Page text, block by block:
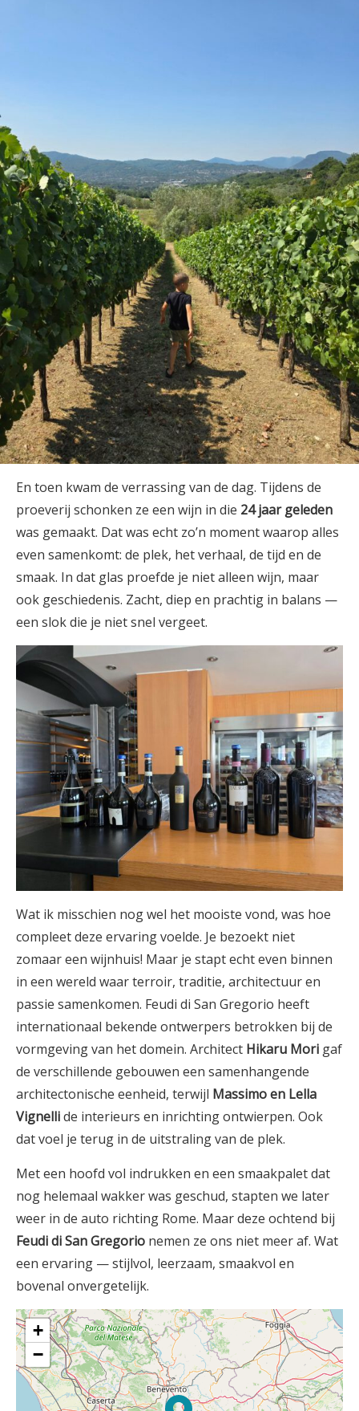
En toen kwam de verrassing van de dag. Tijdens de
proeverij schonken ze een wijn in die 24 jaar geleden
was gemaakt. Dat was echt zo’n moment waarop alles
even samenkomt: de plek, het verhaal, de tijd en de
smaak. In dat glas proefde je niet alleen wijn, maar
ook geschiedenis. Zacht, diep en prachtig in balans —
een slok die je niet snel vergeet.
Wat ik misschien nog wel het mooiste vond, was hoe
compleet deze ervaring voelde. Je bezoekt niet
zomaar een wijnhuis! Maar je stapt echt even binnen
in een wereld waar terroir, traditie, architectuur en
passie samenkomen. Feudi di San Gregorio heeft
internationaal bekende ontwerpers betrokken bij de
vormgeving van het domein. Architect Hikaru Mori gaf
de verschillende gebouwen een samenhangende
architectonische eenheid, terwijl Massimo en Lella
Vignellide interieurs en inrichting ontwierpen. Ook
dat voel je terug in de uitstraling van de plek.
Met een hoofd vol indrukken en een smaakpalet dat
nog helemaal wakker was geschud, stapten we later
weer in de auto richting Rome. Maar deze ochtend bij
Feudi di San Gregorio nemen ze ons niet meer af. Wat
een ervaring — stijlvol, leerzaam, smaakvol en
bovenal onvergetelijk.
+
−